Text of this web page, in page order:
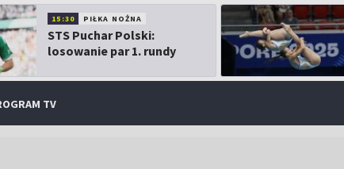
15:30 PIŁKA NOŻNA
STS Puchar Polski:
losowanie par 1. rundy
TV